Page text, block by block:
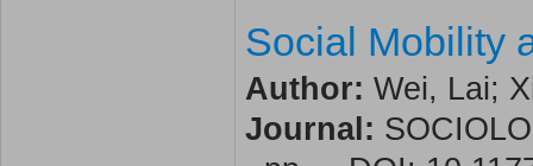
Social Mobility
Author: Wei, Lai;
Journal: